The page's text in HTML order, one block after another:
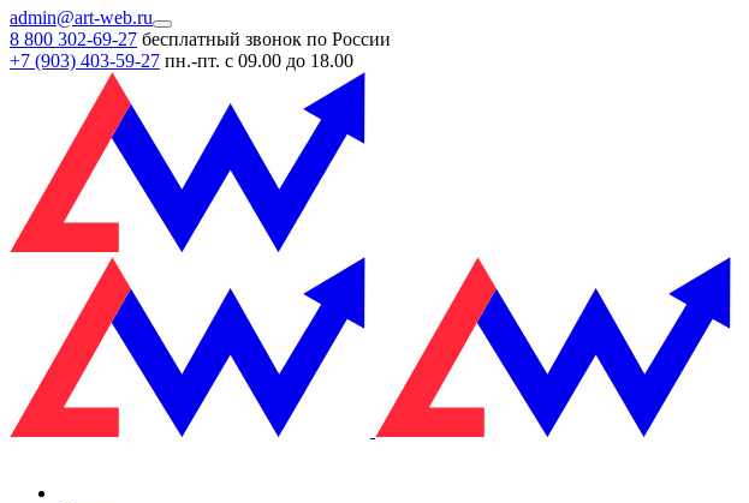
admin@art-web.ru
8 800 302-69-27 бесплатный звонок по России
+7 (903) 403-59-27 пн.-пт. с 09.00 до 18.00